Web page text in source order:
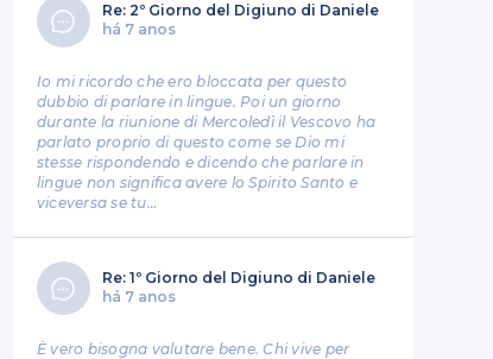
Re: 2º Giorno del Digiuno di Daniele
há 7 anos
Io mi ricordo che ero bloccata per questo
dubbio di parlare in lingue. Poi un giorno
durante la riunione di Mercoledì il Vescovo ha
parlato proprio di questo come se Dio mi
stesse rispondendo e dicendo che parlare in
lingue non significa avere lo Spirito Santo e
viceversa se tu…
Re: 1º Giorno del Digiuno di Daniele
há 7 anos
È vero bisogna valutare bene. Chi vive per